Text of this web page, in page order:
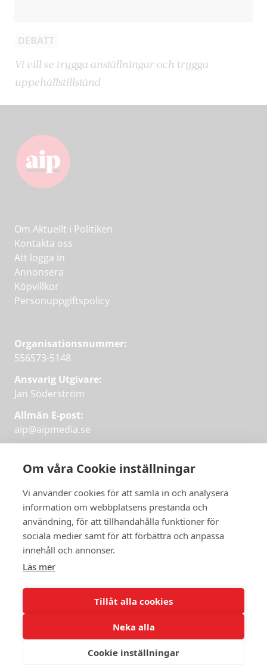
Om våra Cookie inställningar
Vi använder cookies för att samla in och analysera
information om webbplatsens prestanda och
användning, för att tillhandahålla funktioner för
sociala medier samt för att förbättra och anpassa
innehåll och annonser.
Läs mer
Tillåt alla cookies
Neka alla
Cookie inställningar
första månaden
gratis.
PRENUMERERA
DEBATT
Vi vill se trygga anställningar och trygga
uppehållstillstånd
Om Aktuellt i Politiken
Kontakta oss
Att logga in
Annonsera
Köpvillkor
Personuppgiftspolicy
Organisationsnummer:
556573-5148
Ansvarig Utgivare:
Jan Söderström
Allmän E-post:
aip@aipmedia.se
aip@flowyinfo.seeller 08-1210 60 40.
Instagram
LinkedIn
Twitter
Facebook
Få veckans bästa
artiklar på mejlen
PRENUMERERA
© 2026 Aktuellt i Politiken.